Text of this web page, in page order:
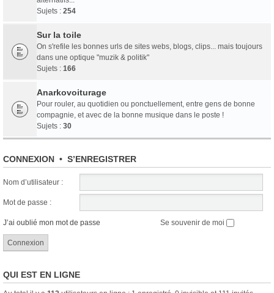
Sujets : 254
Sur la toile
On s'refile les bonnes urls de sites webs, blogs, clips... mais toujours
dans une optique "muzik & politik"
Sujets : 166
Anarkovoiturage
Pour rouler, au quotidien ou ponctuellement, entre gens de bonne
compagnie, et avec de la bonne musique dans le poste !
Sujets : 30
CONNEXION • S’ENREGISTRER
Nom d’utilisateur :
Mot de passe :
J’ai oublié mon mot de passe Se souvenir de moi
QUI EST EN LIGNE